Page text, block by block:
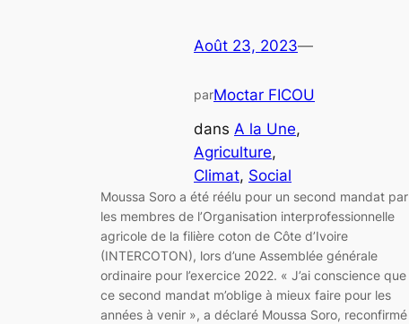
Août 23, 2023—
parMoctar FICOU
dans A la Une
Agriculture
Climat, Social
Moussa Soro a été réélu pour un second mandat par
les membres de l’Organisation interprofessionnelle
agricole de la filière coton de Côte d’Ivoire
(INTERCOTON), lors d’une Assemblée générale
ordinaire pour l’exercice 2022. « J’ai conscience que
ce second mandat m’oblige à mieux faire pour les
années à venir », a déclaré Moussa Soro, reconfirmé